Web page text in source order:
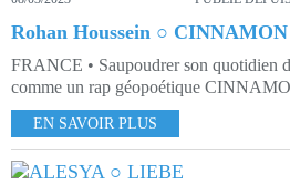
Rohan Houssein ○ CINNAMON
FRANCE • Saupoudrer son quotidien
comme un rap géopoétique
EN SAVOIR PLUS